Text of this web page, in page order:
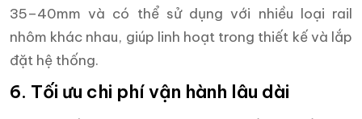
35–40mm và có thể sử dụng với nhiều loại rail
nhôm khác nhau, giúp linh hoạt trong thiết kế và lắp
đặt hệ thống.
6. Tối ưu chi phí vận hành lâu dài